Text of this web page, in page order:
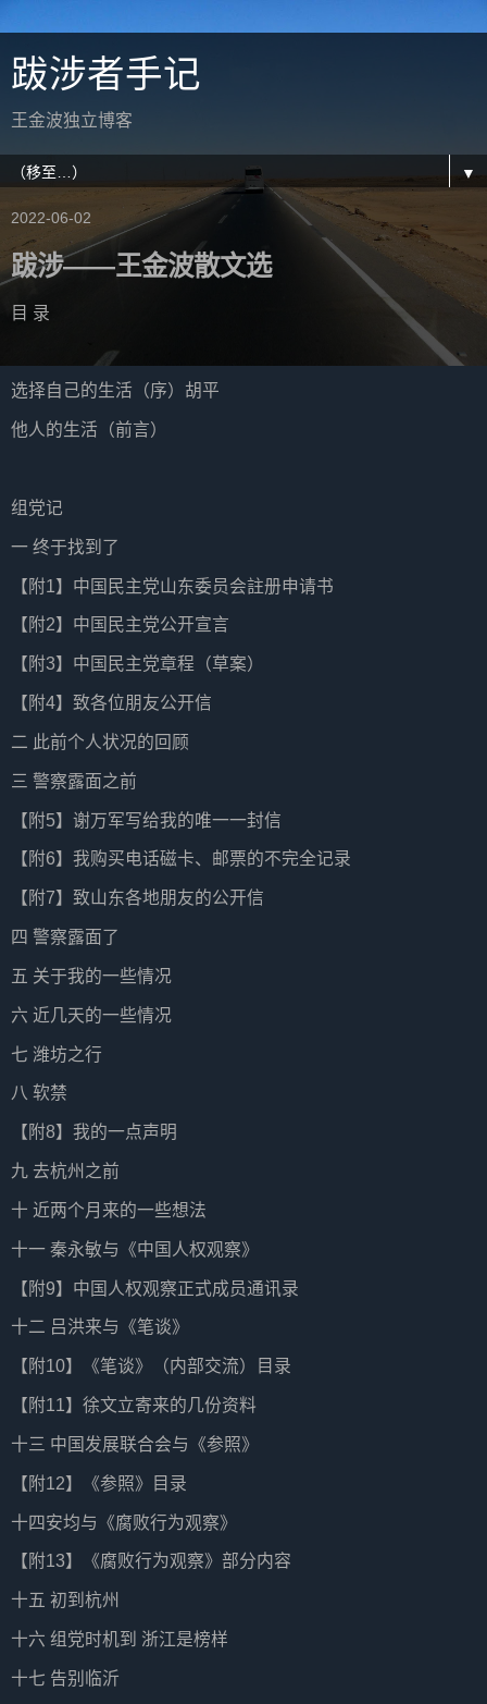
跋涉者手记
王金波独立博客
▼
2022-06-02
跋涉——王金波散文选
目 录
选择自己的生活（序）胡平
他人的生活（前言）
组党记
一 终于找到了
【附1】中国民主党山东委员会註册申请书
【附2】中国民主党公开宣言
【附3】中国民主党章程（草案）
【附4】致各位朋友公开信
二 此前个人状况的回顾
三 警察露面之前
【附5】谢万军写给我的唯一一封信
【附6】我购买电话磁卡、邮票的不完全记录
【附7】致山东各地朋友的公开信
四 警察露面了
五 关于我的一些情况
六 近几天的一些情况
七 潍坊之行
八 软禁
【附8】我的一点声明
九 去杭州之前
十 近两个月来的一些想法
十一 秦永敏与《中国人权观察》
【附9】中国人权观察正式成员通讯录
十二 吕洪来与《笔谈》
【附10】《笔谈》（内部交流）目录
【附11】徐文立寄来的几份资料
十三 中国发展联合会与《参照》
【附12】《参照》目录
十四安均与《腐败行为观察》
【附13】《腐败行为观察》部分内容
十五 初到杭州
十六 组党时机到 浙江是榜样
十七 告别临沂